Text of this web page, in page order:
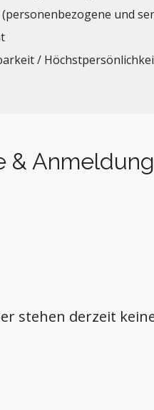
und
/
& Anmeldung
stehen derzeit